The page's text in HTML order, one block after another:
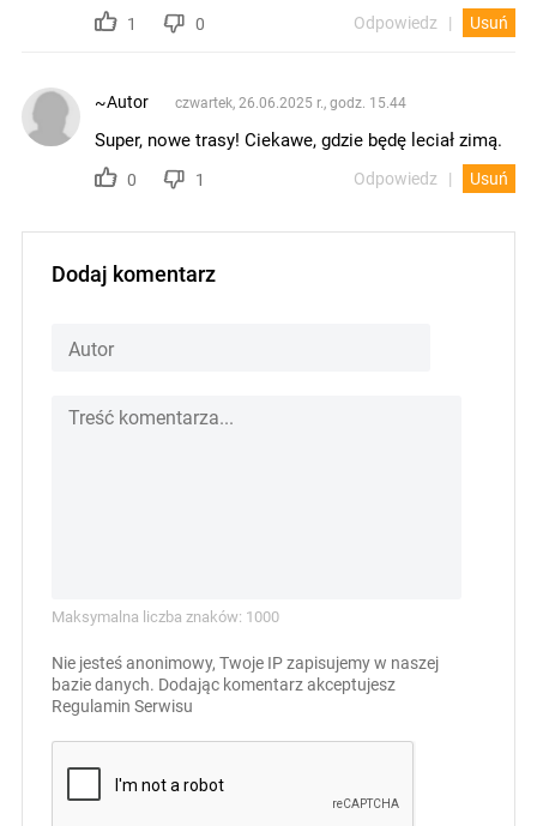
1 0 Odpowiedz Usuń
~Autor czwartek, 26.06.2025 r., godz. 15.44
Super, nowe trasy! Ciekawe, gdzie będę leciał zimą.
0 1 Odpowiedz Usuń
Dodaj komentarz
Maksymalna liczba znaków: 1000
Nie jesteś anonimowy, Twoje IP zapisujemy w naszej
bazie danych. Dodając komentarz akceptujesz
Regulamin Serwisu